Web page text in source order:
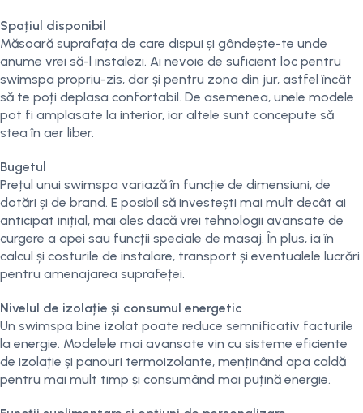
Spațiul disponibil
Măsoară suprafața de care dispui și gândește-te unde
anume vrei să-l instalezi. Ai nevoie de suficient loc pentru
swimspa propriu-zis, dar și pentru zona din jur, astfel încât
să te poți deplasa confortabil. De asemenea, unele modele
pot fi amplasate la interior, iar altele sunt concepute să
stea în aer liber.
Bugetul
Prețul unui swimspa variază în funcție de dimensiuni, de
dotări și de brand. E posibil să investești mai mult decât ai
anticipat inițial, mai ales dacă vrei tehnologii avansate de
curgere a apei sau funcții speciale de masaj. În plus, ia în
calcul și costurile de instalare, transport și eventualele lucrări
pentru amenajarea suprafeței.
Nivelul de izolație și consumul energetic
Un swimspa bine izolat poate reduce semnificativ facturile
la energie. Modelele mai avansate vin cu sisteme eficiente
de izolație și panouri termoizolante, menținând apa caldă
pentru mai mult timp și consumând mai puțină energie.